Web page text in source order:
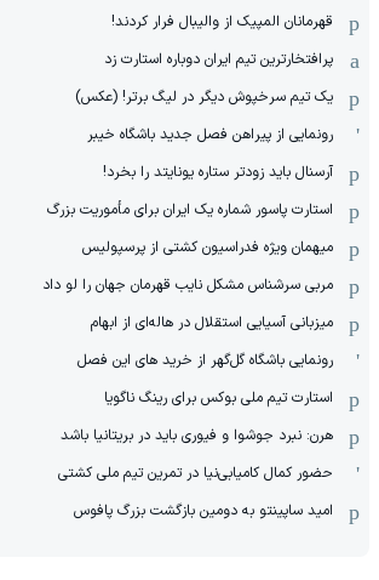
قهرمانان المپیک از والیبال فرار کردند!
پرافتخارترین تیم ایران دوباره استارت زد
یک تیم سرخپوش دیگر در لیگ برتر! (عکس)
رونمایی از پیراهن فصل جدید باشگاه خیبر
آرسنال باید زودتر ستاره یونایتد را بخرد!
استارت پاسور شماره یک ایران برای مأموریت بزرگ
میهمان ویژه فدراسیون کشتی از پرسپولیس
مربی سرشناس مشکل نایب قهرمان جهان را لو داد
میزبانی آسیایی استقلال در هاله‌ای از ابهام
رونمایی باشگاه گل‌گهر از خرید های این فصل
استارت تیم ملی بوکس برای رینگ ناگویا
هرن: نبرد جوشوا و فیوری باید در بریتانیا باشد
حضور کمال کامیابی‌نیا در تمرین تیم ملی کشتی
امید ساپینتو به دومین بازگشت بزرگ پافوس